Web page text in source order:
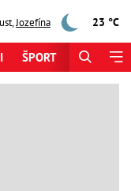
,Jozefína 23 °C
ŠPORT